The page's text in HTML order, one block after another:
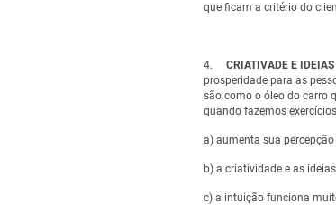
que ficam a critério do
4. CRIATIVADE E IDEIAS
prosperidade para as
são como o óleo do carro
quando fazemos
a) aumenta sua
b) a criatividade e as
c) a intuição funciona